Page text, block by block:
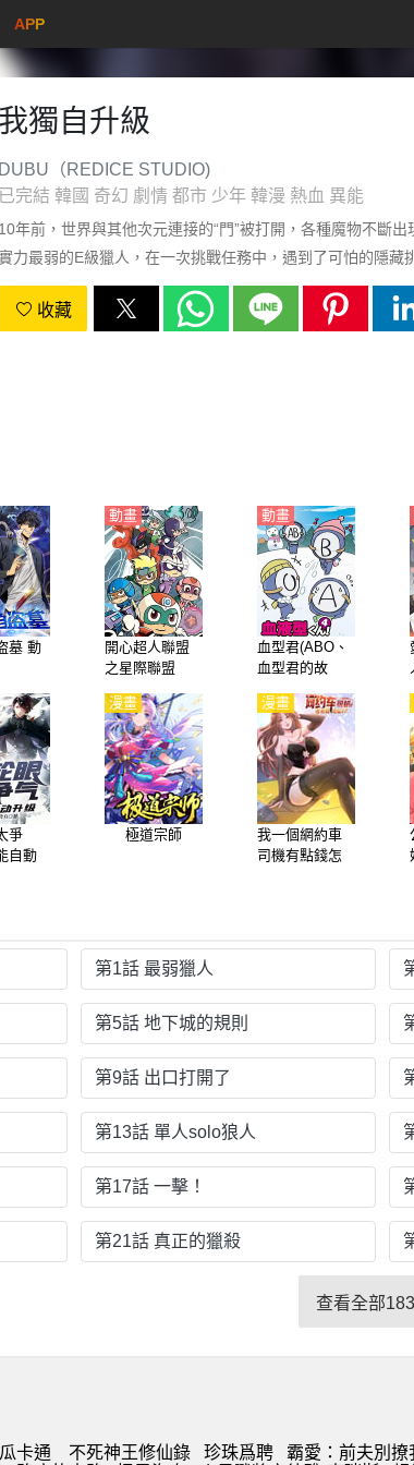
APP
我獨自升級
DUBU（REDICE STUDIO)
已完結 韓國 奇幻 劇情 都市 少年 韓漫 熱血 異能
10年前，世界與其他次元連接的“門”被打開，各種魔物不斷
力最弱的E級獵人，在一次挑戰任務中，遇到了可怕的隱
爲最強獵人嗎
收藏
墓 動
開心超人聯盟
之星際聯盟
動畫
血型君(ABO、
血型君的故
子）第4季【日
語】
動畫
爭
自動
極道宗師
漫畫
我一個網約車
司機有點錢怎
漫畫
第1話 最弱獵人
第5話 地下城的規則
第9話 出口打開了
第13話 單人solo狼人
第17話 一擊！
第21話 真正的獵殺
查看全部
卡通 不死神王修仙錄 珍珠爲聘 霸愛：前夫別撩